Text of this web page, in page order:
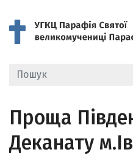
Проща
Деканату